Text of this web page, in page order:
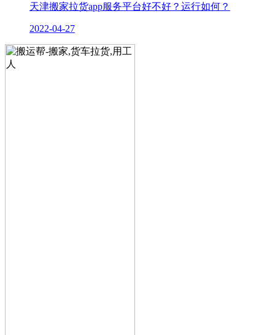
天津搬家拉货app服务平台好不好？运行如何？
2022-04-27